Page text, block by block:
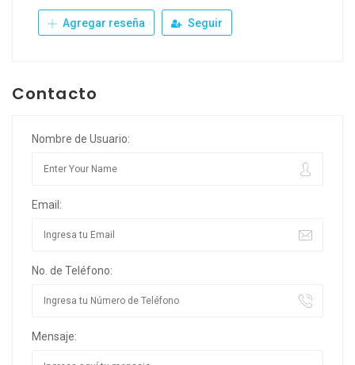
Agregar reseña Seguir
Contacto
Nombre de Usuario:
Email:
No. de Teléfono:
Mensaje: